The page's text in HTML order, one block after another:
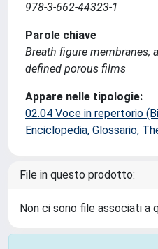
978-3-662-44323-1
Parole chiave
Breath figure membranes;
defined porous films
Appare nelle tipologie:
02.04 Voce in repertorio
Enciclopedia, Glossario,
File in questo prodotto:
Non ci sono file associati a